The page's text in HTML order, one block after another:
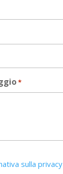
*
sulla privacy